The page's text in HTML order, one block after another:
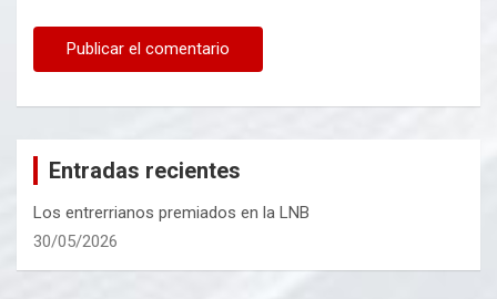
Entradas recientes
Los entrerrianos premiados en la LNB
30/05/2026